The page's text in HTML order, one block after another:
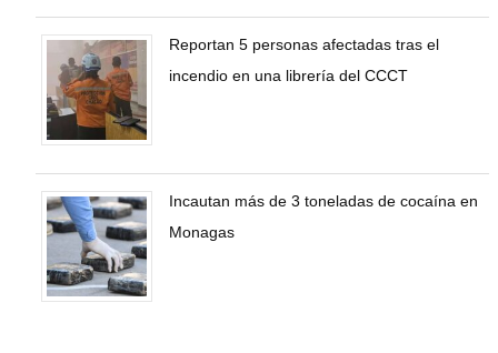
Reportan 5 personas afectadas tras el
incendio en una librería del CCCT
Incautan más de 3 toneladas de cocaína en
Monagas